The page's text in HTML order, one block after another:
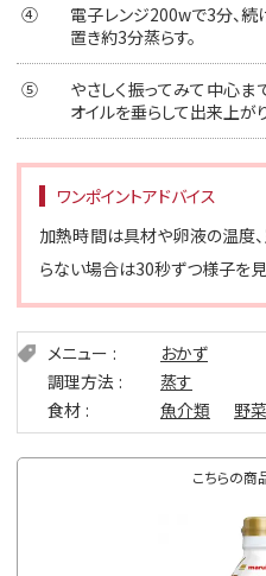
④
電子レンジ200wで3分、
置き約3分蒸らす。
⑤
やさしく振ってみて中心ま
オイルを垂らして出来上がり
ワンポイントアドバイス
加熱時間は具材や卵液の温度
らない場合は30秒ずつ様子を見
メニュー
おかず
調理方法
蒸す
食材
魚介類 野菜
こちらの商